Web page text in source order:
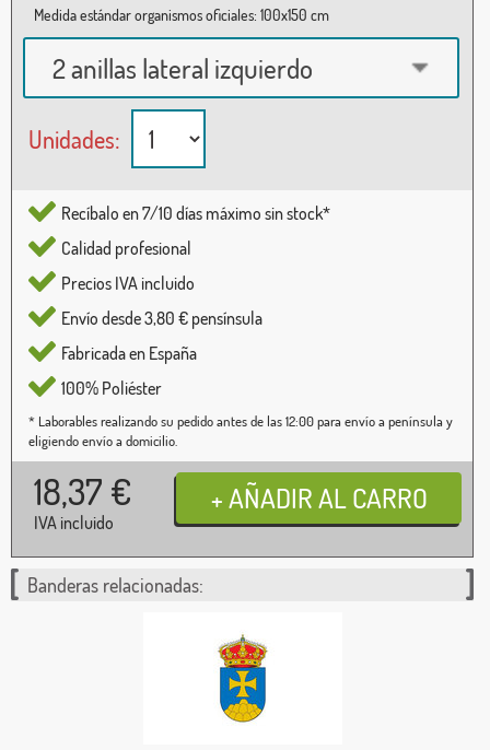
Medida estándar organismos oficiales: 100x150 cm
2 anillas lateral izquierdo
Unidades:
Recíbalo en 7/10 días máximo sin stock*
Calidad profesional
Precios IVA incluido
Envío desde 3,80 € pensínsula
Fabricada en España
100% Poliéster
* Laborables realizando su pedido antes de las 12:00 para envío a península y
eligiendo envío a domicilio.
18,37 €
IVA incluido
Banderas relacionadas: